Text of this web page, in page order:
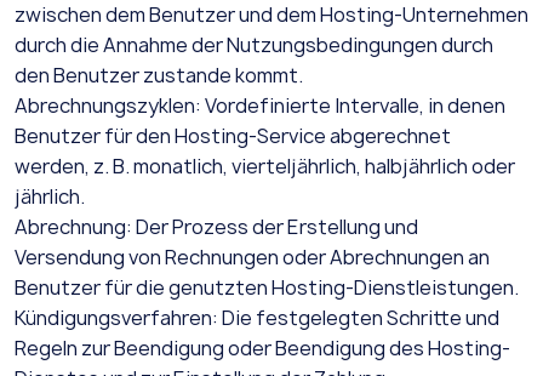
zwischen dem Benutzer und dem Hosting-Unternehmen
durch die Annahme der Nutzungsbedingungen durch
den Benutzer zustande kommt.
Abrechnungszyklen: Vordefinierte Intervalle, in denen
Benutzer für den Hosting-Service abgerechnet
werden, z. B. monatlich, vierteljährlich, halbjährlich oder
jährlich.
Abrechnung: Der Prozess der Erstellung und
Versendung von Rechnungen oder Abrechnungen an
Benutzer für die genutzten Hosting-Dienstleistungen.
Kündigungsverfahren: Die festgelegten Schritte und
Regeln zur Beendigung oder Beendigung des Hosting-